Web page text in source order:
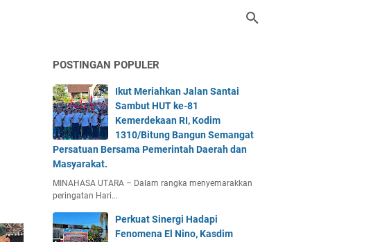
POSTINGAN POPULER
Ikut Meriahkan Jalan Santai
Sambut HUT ke-81
Kemerdekaan RI, Kodim
1310/Bitung Bangun Semangat
Persatuan Bersama Pemerintah Daerah dan
Masyarakat.
MINAHASA UTARA – Dalam rangka menyemarakkan
peringatan Hari…
Perkuat Sinergi Hadapi
Fenomena El Nino, Kasdim